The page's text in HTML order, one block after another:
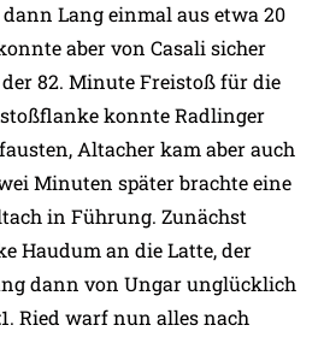
Lang einmal aus etwa 20
aber von Casali sicher
82. Minute Freistoß für die
konnte Radlinger
Altacher kam aber auch
Minuten später brachte eine
in Führung. Zunächst
Haudum an die Latte, der
dann von Ungar unglücklich
Ried warf nun alles nach